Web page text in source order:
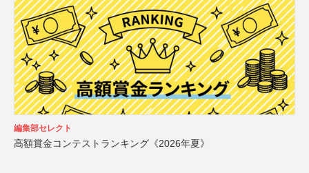
編集部セレクト
高額賞金コンテストランキング《2026年夏》